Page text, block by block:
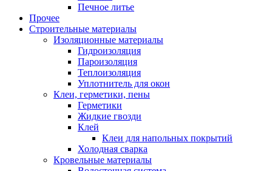
Печное литье
Прочее
Строительные материалы
Изоляционные материалы
Гидроизоляция
Пароизоляция
Теплоизоляция
Уплотнитель для окон
Клеи, герметики, пены
Герметики
Жидкие гвозди
Клей
Клеи для напольных покрытий
Холодная сварка
Кровельные материалы